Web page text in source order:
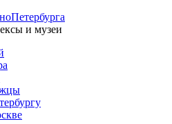
и музеи